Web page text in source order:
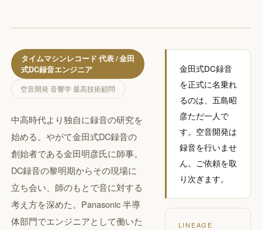
タイムマシンレコード 代表 / 金田
式DC録音エンジニア
空音開発 音響学 最高技術顧問
中高時代より独自に録音の研究を
始める。やがて金田式DC録音の
創始者である金田明彦氏に師事。
DC録音の黎明期からその現場に
立ち会い、師のもとで音に対する
考え方を深めた。Panasonic 半導
体部門でエンジニアとして働いた
金田式DC録音
を正式に名乗れ
るのは、五島昭
彦ただ一人で
す。空音開発は
録音を行いませ
ん。ご依頼を取
り次ぎます。
LINEAGE